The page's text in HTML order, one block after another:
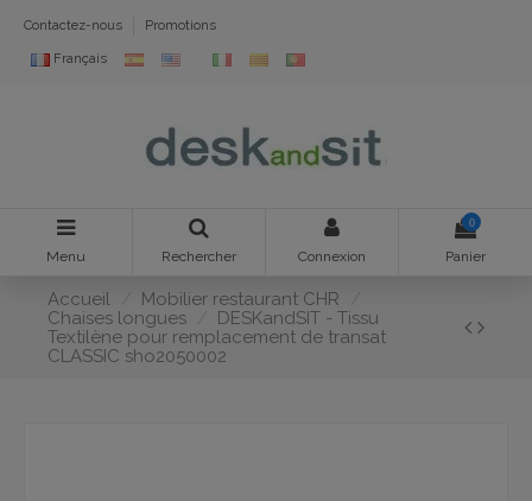
Contactez-nous Promotions
Français
Menu Rechercher Connexion
0
Panier
Accueil
Mobilier restaurant CHR
Chaises longues
DESKandSIT - Tissu
Textilène pour remplacement de transat
CLASSIC sho2050002